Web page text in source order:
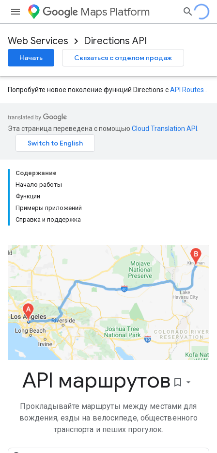
Maps Platform
Web Services Directions API
Начать Связаться с отделом продаж
Попробуйте новое поколение функций Directions сAPI Routes
Эта страница переведена с помощью Cloud Translation API
Содержание
Начало работы
Функции
Примеры приложений
Справка и поддержка
API маршрутов bookmark_border
Прокладывайте маршруты между местами для
вождения, езды на велосипеде, общественного
транспорта и пеших прогулок.